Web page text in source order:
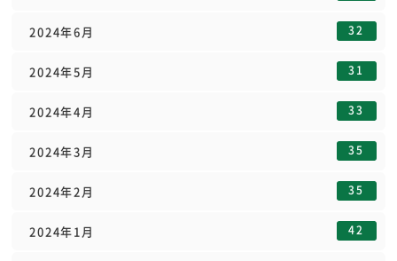
2024年6月 32
2024年5月 31
2024年4月 33
2024年3月 35
2024年2月 35
2024年1月 42